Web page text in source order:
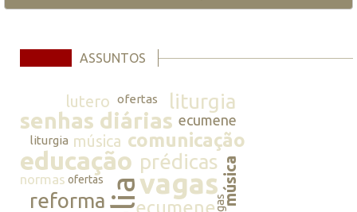
ASSUNTOS
lutero ofertas liturgia
senhas diárias ecumene
liturgia música comunicação
educação prédicasmúsica
normas ofertas vagas
reforma ecumene